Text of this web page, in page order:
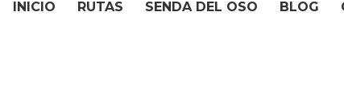
INICIO RUTAS SENDA DEL OSO BLOG